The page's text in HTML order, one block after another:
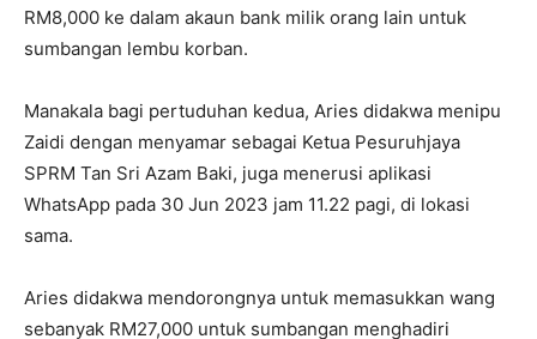
RM8,000 ke dalam akaun bank milik orang lain untuk
sumbangan lembu korban.
Manakala bagi pertuduhan kedua, Aries didakwa menipu
Zaidi dengan menyamar sebagai Ketua Pesuruhjaya
SPRM Tan Sri Azam Baki, juga menerusi aplikasi
WhatsApp pada 30 Jun 2023 jam 11.22 pagi, di lokasi
sama.
Aries didakwa mendorongnya untuk memasukkan wang
sebanyak RM27,000 untuk sumbangan menghadiri